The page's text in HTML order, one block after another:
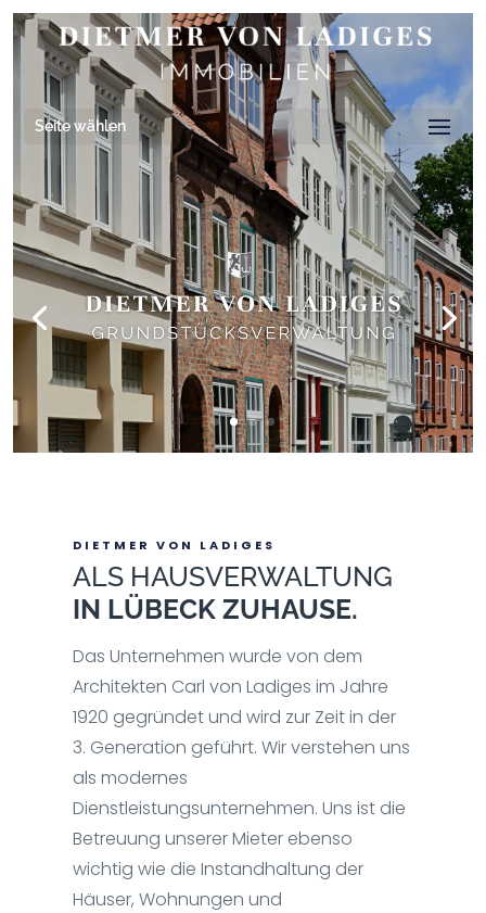
Seite wählen
DIETMER VON LADIGES
ALS HAUSVERWALTUNG
IN LÜBECK ZUHAUSE.
Das Unternehmen wurde von dem
Architekten Carl von Ladiges im Jahre
1920 gegründet und wird zur Zeit in der
3. Generation geführt. Wir verstehen uns
als modernes
Dienstleistungsunternehmen. Uns ist die
Betreuung unserer Mieter ebenso
wichtig wie die Instandhaltung der
Häuser, Wohnungen und